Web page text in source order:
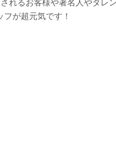
れるお客様や著名人やタレ
が超元気です！